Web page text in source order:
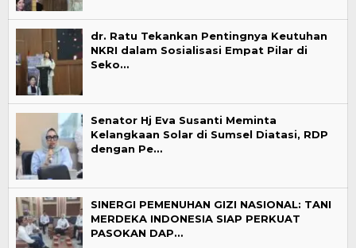
dr. Ratu Tekankan Pentingnya Keutuhan
NKRI dalam Sosialisasi Empat Pilar di
Seko…
Senator Hj Eva Susanti Meminta
Kelangkaan Solar di Sumsel Diatasi, RDP
dengan Pe…
SINERGI PEMENUHAN GIZI NASIONAL: TANI
MERDEKA INDONESIA SIAP PERKUAT
PASOKAN DAP…